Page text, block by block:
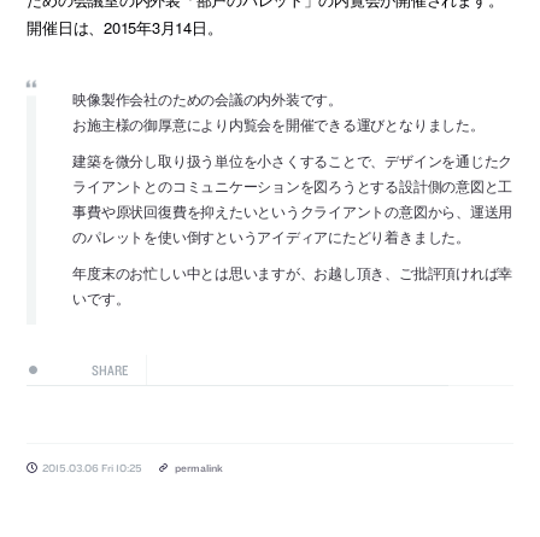
開催日は、2015年3月14日。
映像製作会社のための会議の内外装です。
お施主様の御厚意により内覧会を開催できる運びとなりました。
建築を微分し取り扱う単位を小さくすることで、デザインを通じたク
ライアントとのコミュニケーションを図ろうとする設計側の意図と工
事費や原状回復費を抑えたいというクライアントの意図から、運送用
のパレットを使い倒すというアイディアにたどり着きました。
年度末のお忙しい中とは思いますが、お越し頂き、ご批評頂ければ幸
いです。
SHARE
2015.03.06 Fri 10:25 permalink